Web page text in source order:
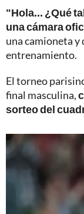
"Hola... ¿Qué
una cámara
una camioneta y
entrenamiento.
El torneo
final masculina,
sorteo del